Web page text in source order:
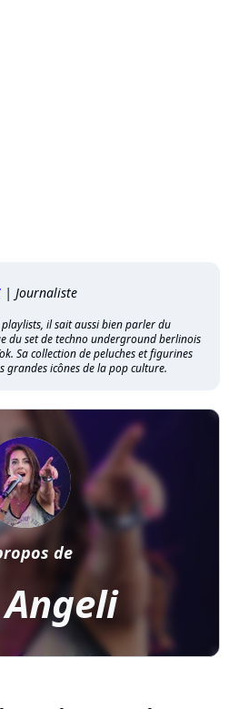
| Journaliste
il sait aussi bien parler du
du set de techno underground berlinois
Sa collection de peluches et figurines
icônes de la pop culture.
de